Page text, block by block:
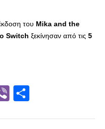
του Mika and the
Switch ξεκίνησαν από τις 5
Viber